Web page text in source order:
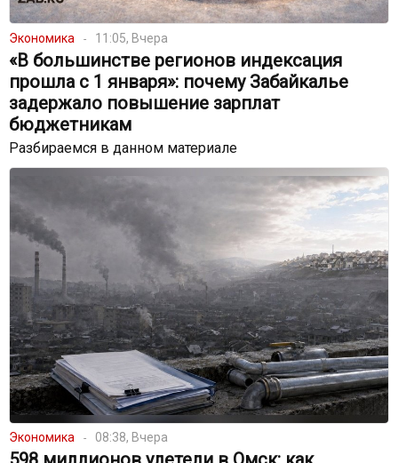
Экономика 11:05, Вчера
«В большинстве регионов индексация
прошла с 1 января»: почему Забайкалье
задержало повышение зарплат
бюджетникам
Разбираемся в данном материале
Экономика 08:38, Вчера